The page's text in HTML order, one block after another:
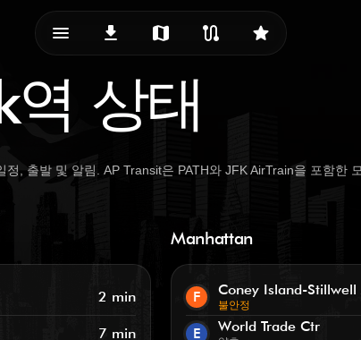
menu_vert
download map route star
역 상태
, 출발 및 알림. AP Transit은 PATH와 JFK AirTrain을 포함한
2 min
7 min
Manhattan
F Coney Island-Stillwell
불안정
E World Trade Ctr